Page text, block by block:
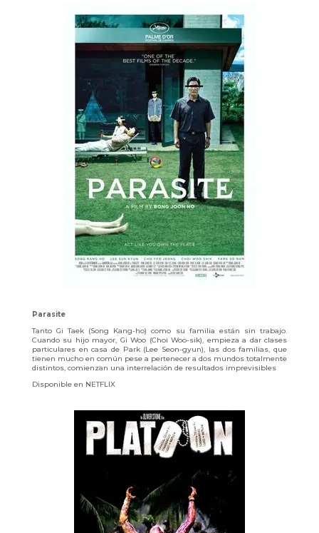
Parasite
Tanto Gi Taek (Song Kang-ho) como su familia están sin trabajo.
Cuando su hijo mayor, Gi Woo (Choi Woo-sik), empieza a dar clases
particulares en casa de Park (Lee Seon-gyun), las dos familias, que
tienen mucho en común pese a pertenecer a dos mundos totalmente
distintos, comienzan una interrelación de resultados imprevisibles
Disponible en NETFLIX